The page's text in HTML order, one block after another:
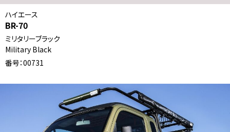
ハイエース
BR-70
ミリタリーブラック
Military Black
番号：00731